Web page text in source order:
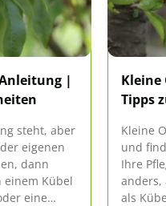
|
steht, aber
eigenen
dann
einem Kübel
eine
Kleine
Tipps
Kleine
und
Ihre
anders,
als